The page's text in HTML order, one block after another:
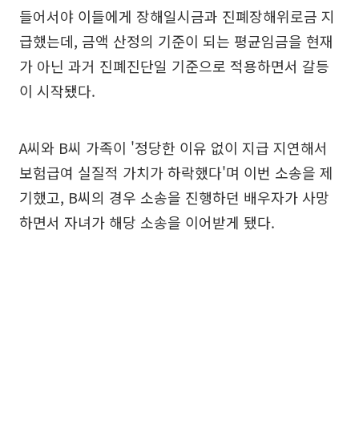
들어서야 이들에게 장해일시금과 진폐장해위로금 지
급했는데, 금액 산정의 기준이 되는 평균임금을 현재
가 아닌 과거 진폐진단일 기준으로 적용하면서 갈등
이 시작됐다.
A씨와 B씨 가족이 '정당한 이유 없이 지급 지연해서
보험급여 실질적 가치가 하락했다'며 이번 소송을 제
기했고, B씨의 경우 소송을 진행하던 배우자가 사망
하면서 자녀가 해당 소송을 이어받게 됐다.